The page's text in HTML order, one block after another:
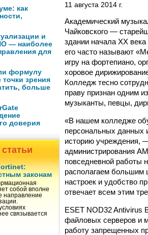
как
и
— наиболее
для
формулу
зрения
больше
доверия
законам
собой вполне
направление
связывается
11 августа 2014 г.
Академический
Чайковского —
здании начала ХХ
его часто называют
игру на фортепиано,
хоровое
Колледж тесно
праву признан одним
музыканты, певцы,
«В нашем колледже
персональных данных
историю учреждения,
администрирования
повседневной работы
располагаем большим
настроек и удобство
отвечает всем этим
ESET NOD32 Antivirus
файловых серверов и
работу запрещенных